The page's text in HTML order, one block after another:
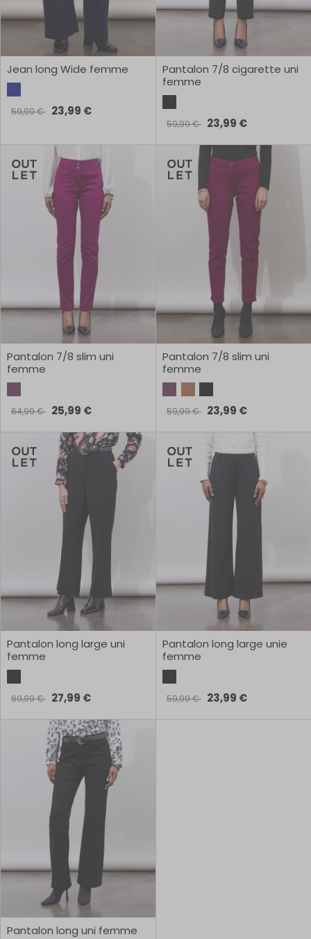
Jean long Wide femme
59,99 € 23,99 €
Pantalon 7/8 cigarette uni
femme
59,99 € 23,99 €
Pantalon 7/8 slim uni
femme
64,99 € 25,99 €
Pantalon 7/8 slim uni
femme
59,99 € 23,99 €
Pantalon long large uni
femme
69,99 € 27,99 €
Pantalon long large unie
femme
59,99 € 23,99 €
Pantalon long uni femme